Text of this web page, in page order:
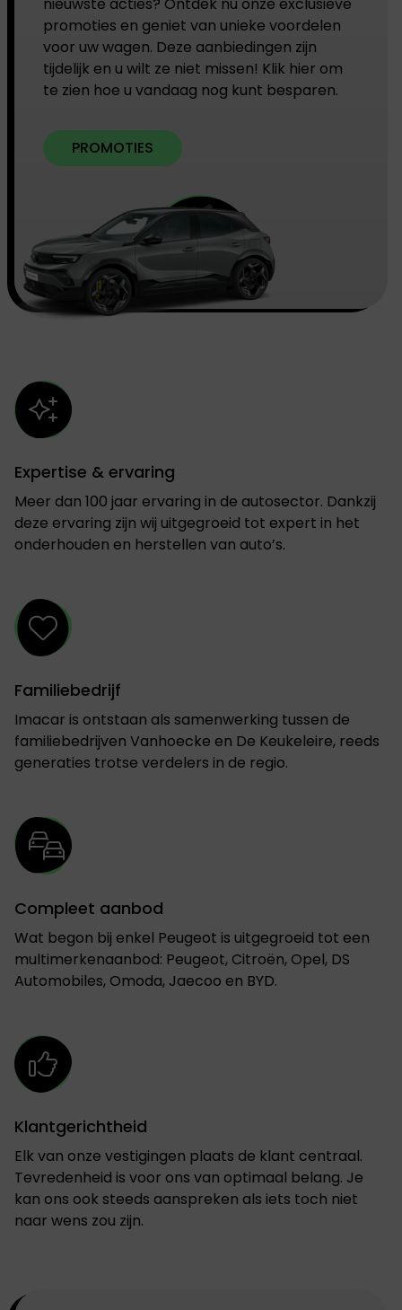
promoties en geniet van unieke voordelen
voor uw wagen. Deze aanbiedingen zijn
tijdelijk en u wilt ze niet missen! Klik hier om
te zien hoe u vandaag nog kunt besparen.
PROMOTIES
Expertise & ervaring
Meer dan 100 jaar ervaring in de autosector. Dankzij
deze ervaring zijn wij uitgegroeid tot expert in het
onderhouden en herstellen van auto’s.
Familiebedrijf
Imacar is ontstaan als samenwerking tussen de
familiebedrijven Vanhoecke en De Keukeleire, reeds
generaties trotse verdelers in de regio.
Compleet aanbod
Wat begon bij enkel Peugeot is uitgegroeid tot een
multimerkenaanbod: Peugeot, Citroën, Opel, DS
Automobiles, Omoda, Jaecoo en BYD.
Klantgerichtheid
Elk van onze vestigingen plaats de klant centraal.
Tevredenheid is voor ons van optimaal belang. Je
kan ons ook steeds aanspreken als iets toch niet
naar wens zou zijn.